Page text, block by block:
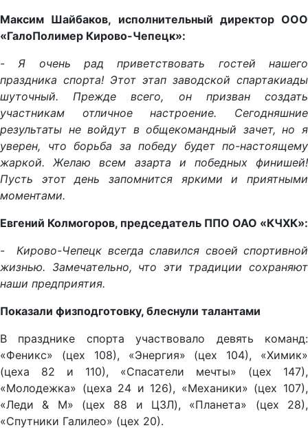
Максим Шайбаков, исполнительный директор ООО
«ГалоПолимер Кирово-Чепецк»:
-Я очень рад приветствовать гостей нашего
праздника спорта! Этот этап заводской спартакиады
шуточный. Прежде всего, он призван создать
участникам отличное настроение. Сегодняшние
результаты не войдут в общекомандный зачет, но я
уверен, что борьба за победу будет по-настоящему
жаркой. Желаю всем азарта и победных финишей!
Пусть этот день запомнится яркими и приятными
моментами.
Евгений Колмогоров, председатель ППО ОАО «КЧХК»:
- Кирово-Чепецк всегда славился своей спортивной
жизнью. Замечательно, что эти традиции сохраняют
наши предприятия.
Показали физподготовку, блеснули талантами
В празднике спорта участвовало девять команд:
«Феникс» (цех 108), «Энергия» (цех 104), «Химик»
(цеха 82 и 110), «Спасатели мечты» (цех 147),
«Молодежка» (цеха 24 и 126), «Механики» (цех 107),
«Леди & M» (цех 88 и ЦЗЛ), «Планета» (цех 28),
«Спутники Галилео» (цех 20).